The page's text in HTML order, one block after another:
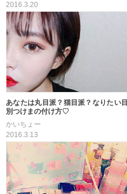
2016.3.20
あなたは丸目派？猫目派？なりたい目
別つけまの付け方♡
かいちょー
2016.3.13